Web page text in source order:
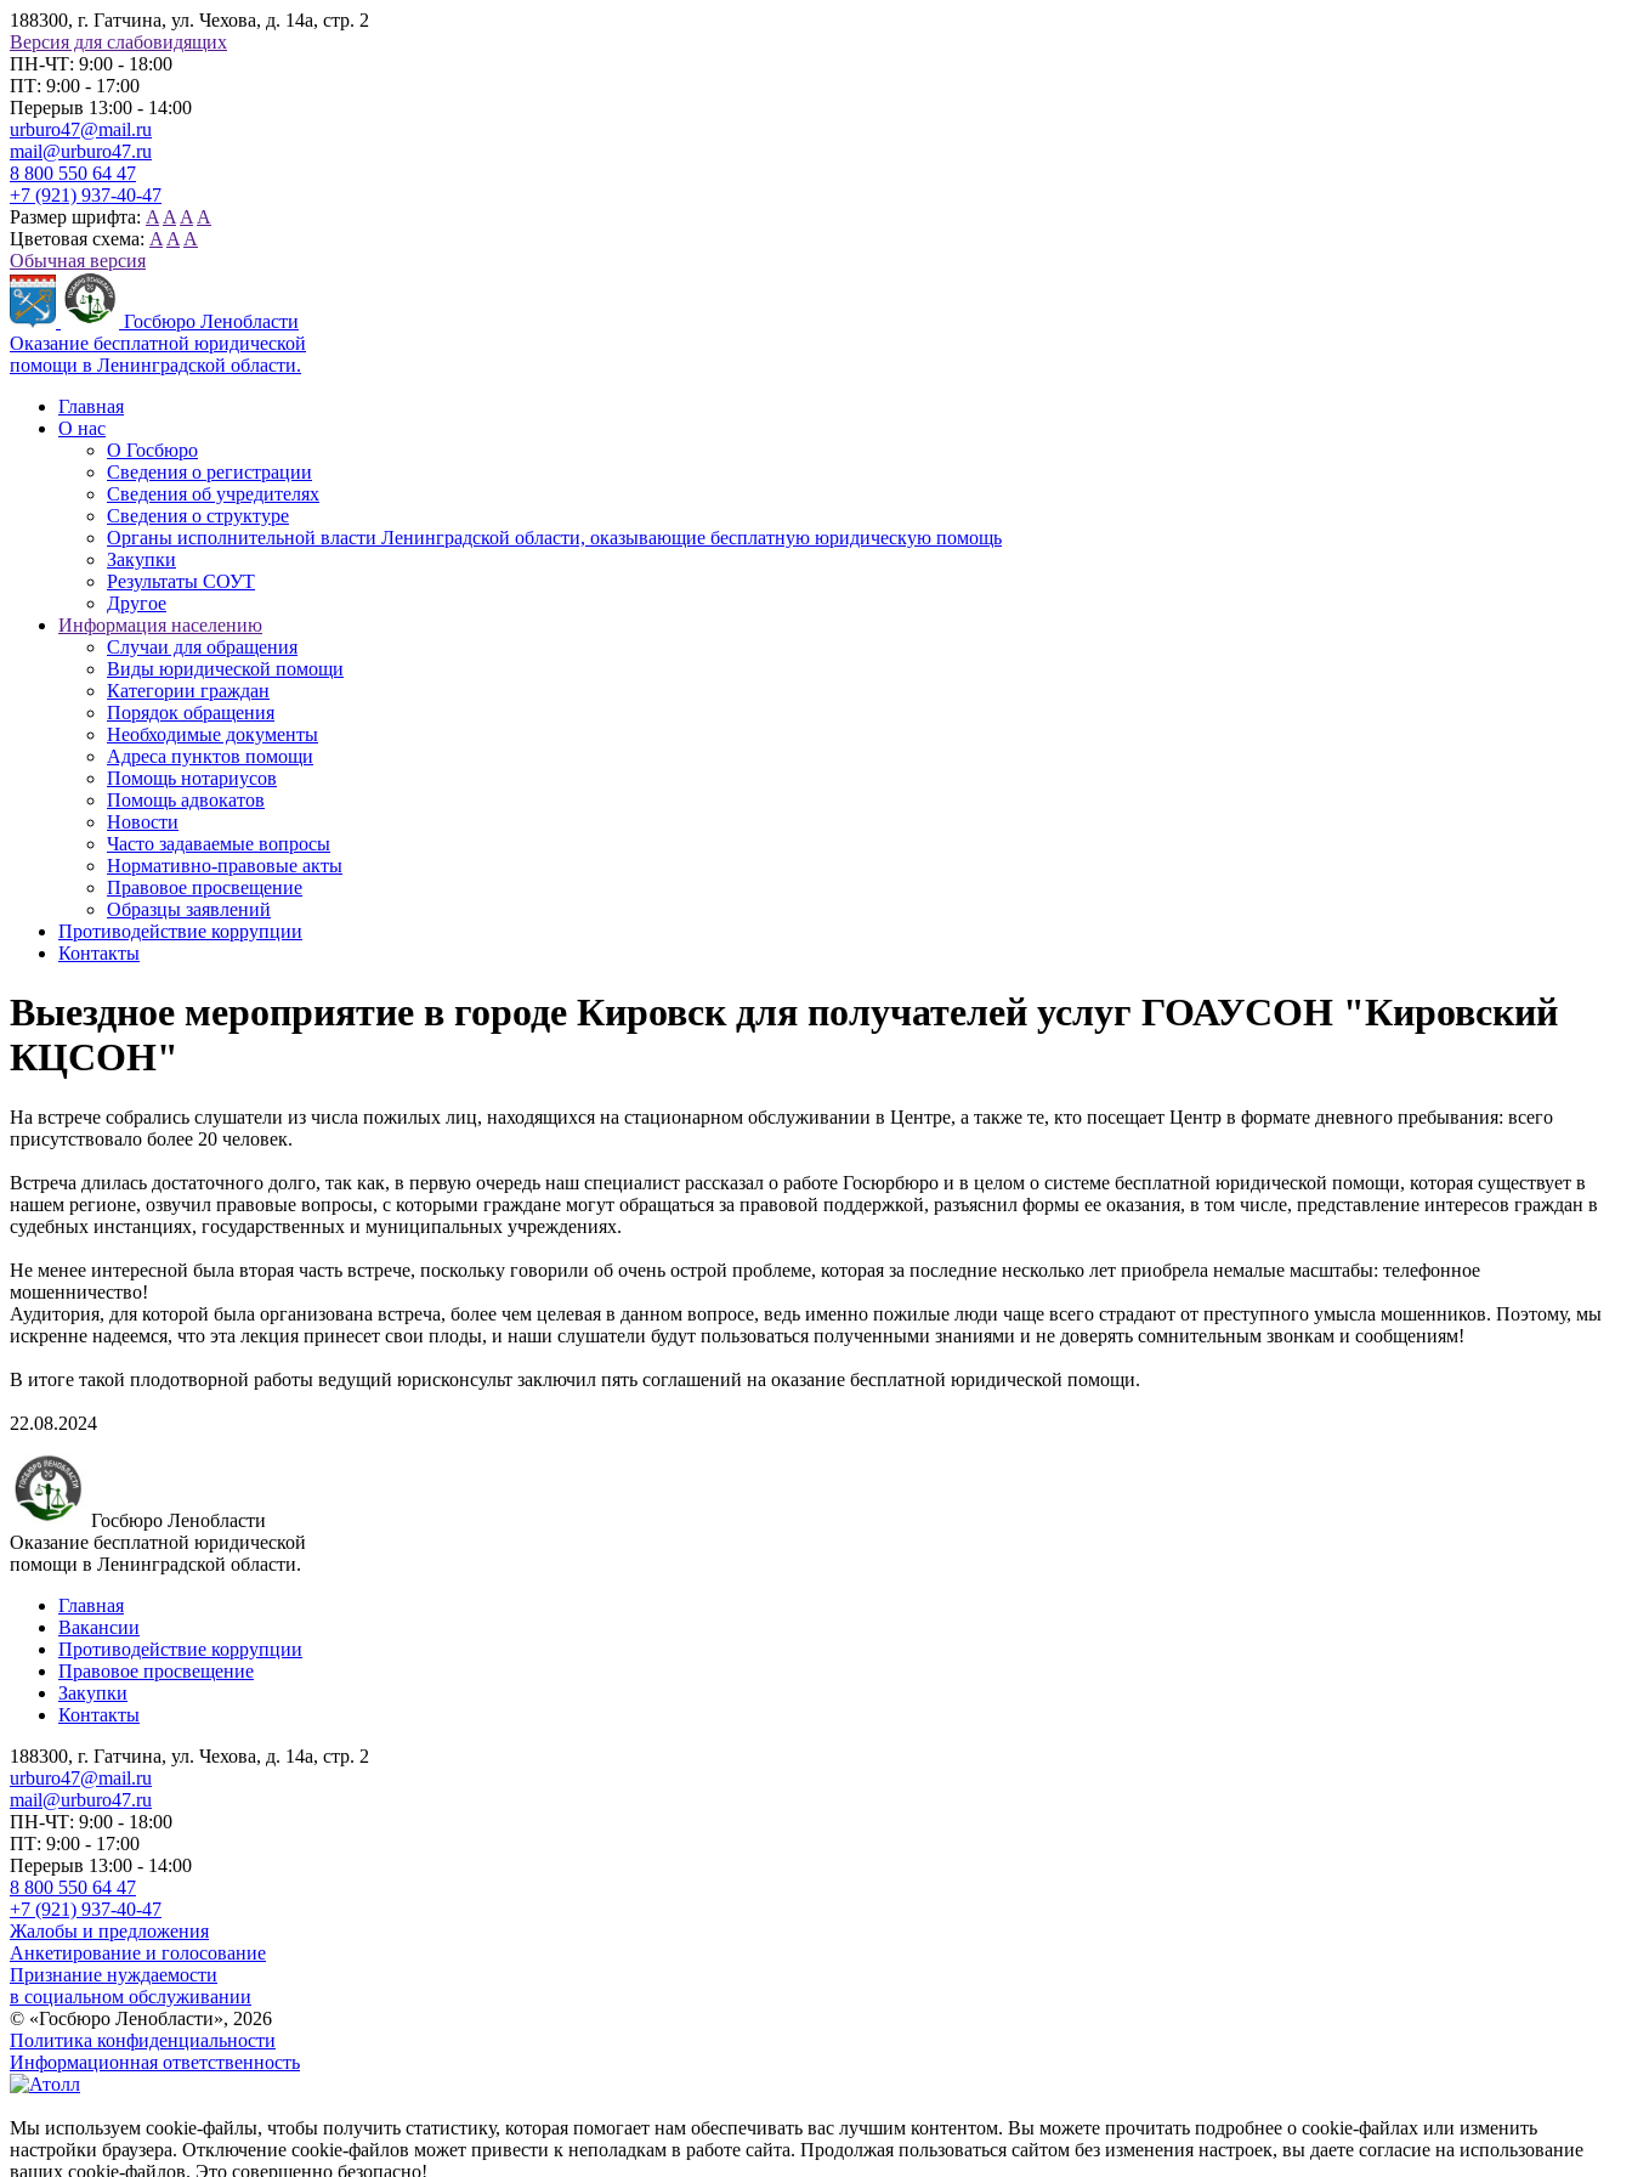
188300, г. Гатчина, ул. Чехова, д. 14а, стр. 2
Версия для слабовидящих
ПН-ЧТ: 9:00 - 18:00
ПТ: 9:00 - 17:00
Перерыв 13:00 - 14:00
urburo47@mail.ru
mail@urburo47.ru
8 800 550 64 47
+7 (921) 937-40-47
Размер шрифта: A A A A
Цветовая схема: A A A
Обычная версия
Госбюро Ленобласти
Оказание бесплатной юридической
помощи в Ленинградской области.
Главная
О нас
О Госбюро
Сведения о регистрации
Сведения об учредителях
Сведения о структуре
Органы исполнительной власти Ленинградской области, оказывающие бесплатную юридическую помощь
Закупки
Результаты СОУТ
Другое
Информация населению
Случаи для обращения
Виды юридической помощи
Категории граждан
Порядок обращения
Необходимые документы
Адреса пунктов помощи
Помощь нотариусов
Помощь адвокатов
Новости
Часто задаваемые вопросы
Нормативно-правовые акты
Правовое просвещение
Образцы заявлений
Противодействие коррупции
Контакты
Выездное мероприятие в городе Кировск для получателей услуг ГОАУСОН "Кировский
КЦСОН"
На встрече собрались слушатели из числа пожилых лиц, находящихся на стационарном обслуживании в Центре, а также те, кто посещает Центр в формате дневного пребывания: всего
присутствовало более 20 человек.
Встреча длилась достаточного долго, так как, в первую очередь наш специалист рассказал о работе Госюрбюро и в целом о системе бесплатной юридической помощи, которая существует в
нашем регионе, озвучил правовые вопросы, с которыми граждане могут обращаться за правовой поддержкой, разъяснил формы ее оказания, в том числе, представление интересов граждан в
судебных инстанциях, государственных и муниципальных учреждениях.
Не менее интересной была вторая часть встрече, поскольку говорили об очень острой проблеме, которая за последние несколько лет приобрела немалые масштабы: телефонное
мошенничество!
Аудитория, для которой была организована встреча, более чем целевая в данном вопросе, ведь именно пожилые люди чаще всего страдают от преступного умысла мошенников. Поэтому, мы
искренне надеемся, что эта лекция принесет свои плоды, и наши слушатели будут пользоваться полученными знаниями и не доверять сомнительным звонкам и сообщениям!
В итоге такой плодотворной работы ведущий юрисконсульт заключил пять соглашений на оказание бесплатной юридической помощи.
22.08.2024
Госбюро Ленобласти
Оказание бесплатной юридической
помощи в Ленинградской области.
Главная
Вакансии
Противодействие коррупции
Правовое просвещение
Закупки
Контакты
188300, г. Гатчина, ул. Чехова, д. 14а, стр. 2
urburo47@mail.ru
mail@urburo47.ru
ПН-ЧТ: 9:00 - 18:00
ПТ: 9:00 - 17:00
Перерыв 13:00 - 14:00
8 800 550 64 47
+7 (921) 937-40-47
Жалобы и предложения
Анкетирование и голосование
Признание нуждаемости
в социальном обслуживании
© «Госбюро Ленобласти», 2026
Политика конфиденциальности
Информационная ответственность
Мы используем cookie-файлы, чтобы получить статистику, которая помогает нам обеспечивать вас лучшим контентом. Вы можете прочитать подробнее о cookie-файлах или изменить
настройки браузера. Отключение cookie-файлов может привести к неполадкам в работе сайта. Продолжая пользоваться сайтом без изменения настроек, вы даете согласие на использование
ваших cookie-файлов. Это совершенно безопасно!